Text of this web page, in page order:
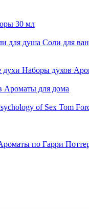
30 мл
для душа Соли для
духи Наборы духов
Ароматы для дома
of Sex Tom
по Гарри